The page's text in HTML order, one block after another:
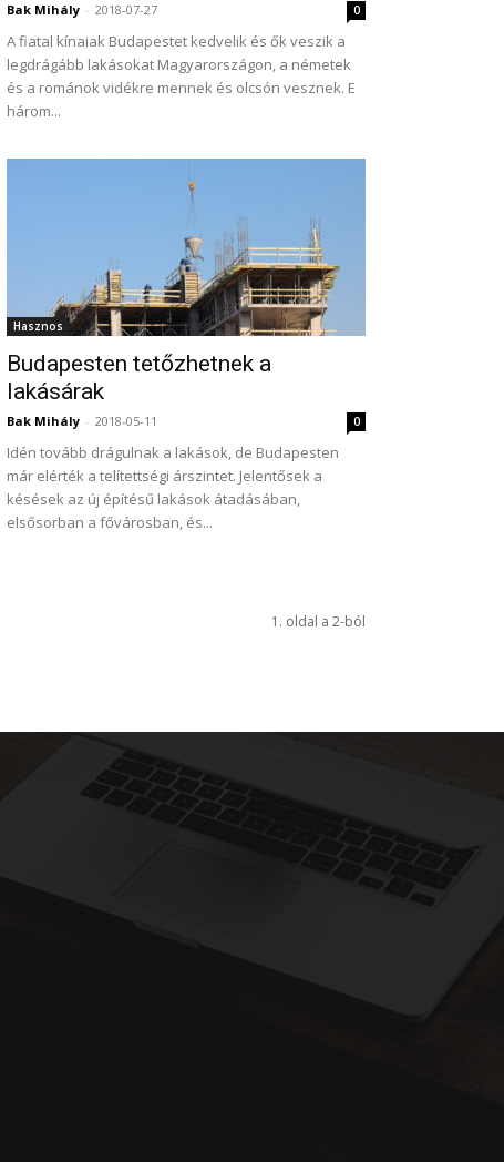
Bak Mihály - 2018-07-27 0
A fiatal kínaiak Budapestet kedvelik és ők veszik a
legdrágább lakásokat Magyarországon, a németek
és a románok vidékre mennek és olcsón vesznek. E
három...
Hasznos
Budapesten tetőzhetnek a
lakásárak
Bak Mihály - 2018-05-11 0
Idén tovább drágulnak a lakások, de Budapesten
már elérték a telítettségi árszintet. Jelentősek a
késések az új építésű lakások átadásában,
elsősorban a fővárosban, és...
1. oldal a 2-ból